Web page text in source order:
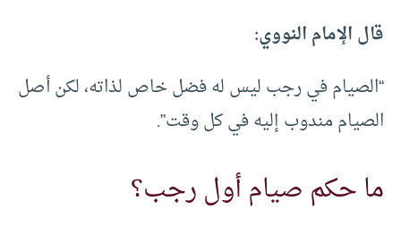
قال الإمام النووي:
“الصيام في رجب ليس له فضل خاص لذاته، لكن أصل
الصيام مندوب إليه في كل وقت”.
ما حكم صيام أول رجب؟